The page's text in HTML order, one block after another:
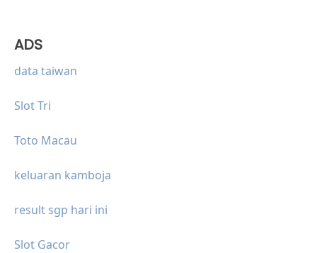
ADS
data taiwan
Slot Tri
Toto Macau
keluaran kamboja
result sgp hari ini
Slot Gacor